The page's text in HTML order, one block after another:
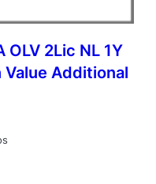
OLV 2Lic NL 1Y
Value Additional